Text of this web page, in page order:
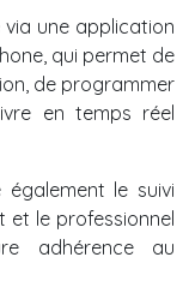
une application
qui permet de
de programmer
en temps réel
le suivi
et le professionnel
adhérence au